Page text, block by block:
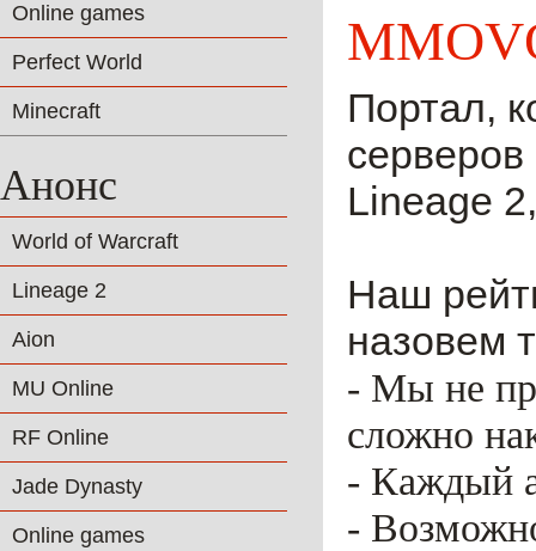
Online games
Perfect World
Minecraft
Анонс
World of Warcraft
Lineage 2
Aion
MU Online
RF Online
Jade Dynasty
Online games
Портал,
Lineage
Наш
назовем
- Мы не
сложно
- Каждый
-